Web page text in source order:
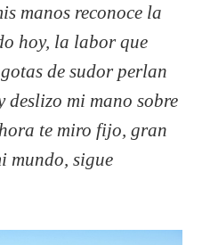
manos reconoce la
hoy, la labor que
de sudor perlan
deslizo mi mano sobre
te miro fijo, gran
mundo, sigue